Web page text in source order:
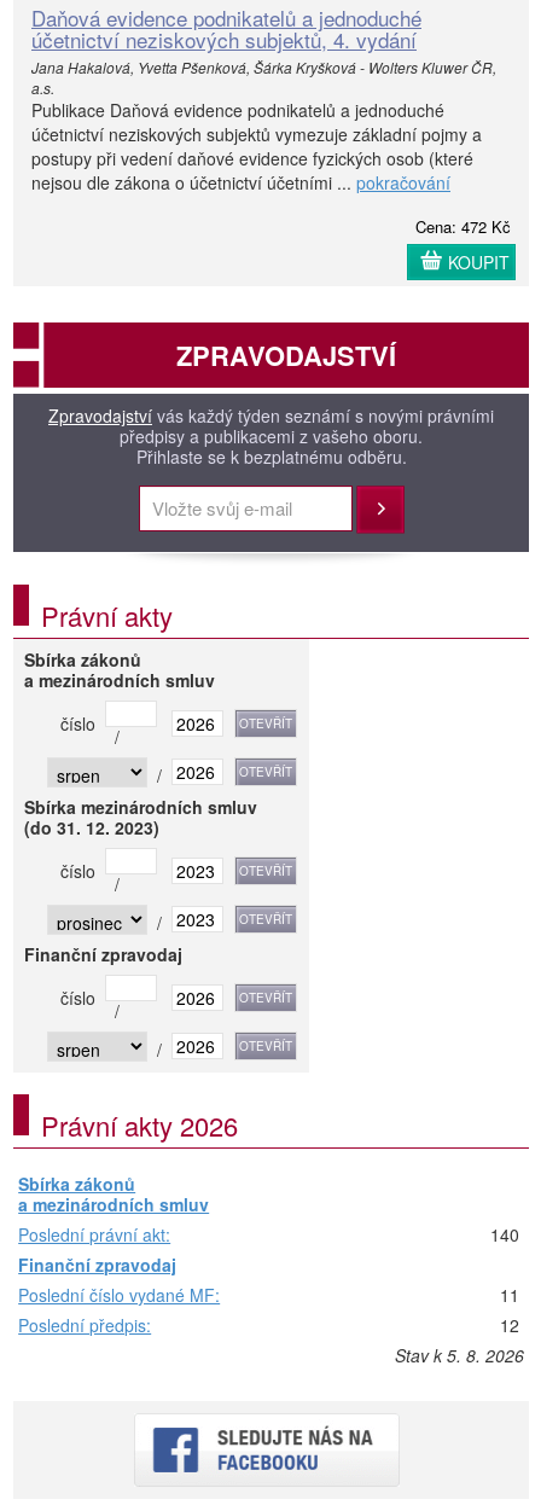
Daňová evidence podnikatelů a jednoduché
účetnictví neziskových subjektů, 4. vydání
Jana Hakalová, Yvetta Pšenková, Šárka Kryšková - Wolters Kluwer ČR,
a.s.
Publikace Daňová evidence podnikatelů a jednoduché
účetnictví neziskových subjektů vymezuje základní pojmy a
postupy při vedení daňové evidence fyzických osob (které
nejsou dle zákona o účetnictví účetními ... pokračování
Cena: 472 Kč
KOUPIT
ZPRAVODAJSTVÍ
Zpravodajství vás každý týden seznámí s novými právními
předpisy a publikacemi z vašeho oboru.
Přihlaste se k bezplatnému odběru.
Přihlásit
Právní akty
Sbírka zákonů
a mezinárodních smluv
číslo
/
/
Sbírka mezinárodních smluv
(do 31. 12. 2023)
číslo
/
/
Finanční zpravodaj
číslo
/
/
Právní akty 2026
Sbírka zákonů
a mezinárodních smluv
Poslední právní akt:
140
Finanční zpravodaj
Poslední číslo vydané MF:
11
Poslední předpis:
12
Stav k 5. 8. 2026